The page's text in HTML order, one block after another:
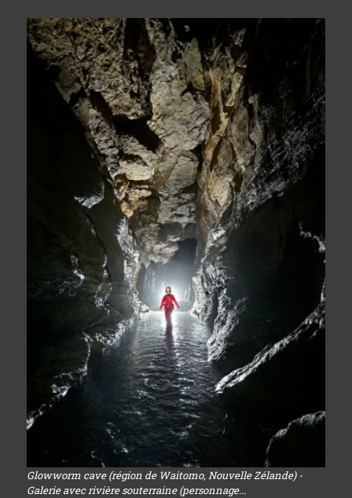
Glowworm cave (région de Waitomo, Nouvelle Zélande) -
Galerie avec rivière souterraine (personnage...